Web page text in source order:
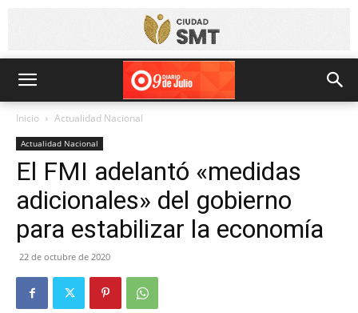
Inicio Actualidad Nacional
Actualidad Nacional
El FMI adelantó «medidas
adicionales» del gobierno
para estabilizar la economía
22 de octubre de 2020